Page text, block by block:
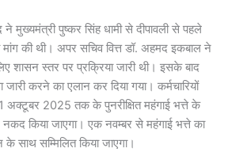
ने मुख्यमंत्री पुष्कर सिंह धामी से दीपावली से पहले
की थी। अपर सचिव वित्त डॉ. अहमद इकबाल ने
शासन स्तर पर प्रक्रिया जारी थी। इसके बाद
करने का एलान कर दिया गया। कर्मचारियों
2025 तक के पुनरीक्षित महंगाई भत्ते के
किया जाएगा। एक नवम्बर से महंगाई भत्ते का
साथ सम्मिलित किया जाएगा।